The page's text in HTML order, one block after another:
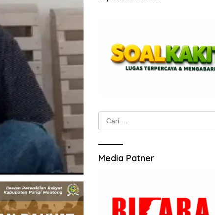
Cari
untuk:
Media Patner